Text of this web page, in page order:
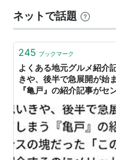
駅を訪問した時のブ
別快速高崎線で、今度
ネットで話題
245 ブックマーク
よくある地元グルメ紹介
きや、後半で急展開が始
『亀戸』の紹介記事がセ
ットしか感じられない」